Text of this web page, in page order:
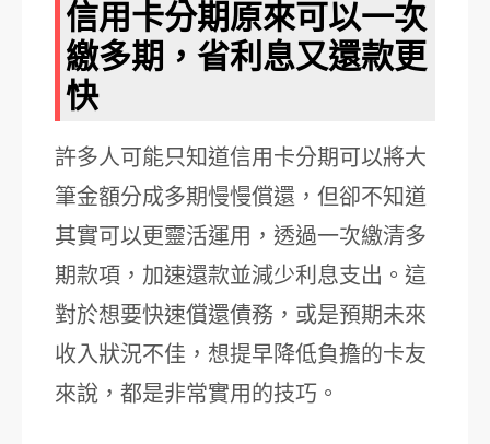
信用卡分期原來可以一次
繳多期，省利息又還款更
快
許多人可能只知道信用卡分期可以將大
筆金額分成多期慢慢償還，但卻不知道
其實可以更靈活運用，透過一次繳清多
期款項，加速還款並減少利息支出。這
對於想要快速償還債務，或是預期未來
收入狀況不佳，想提早降低負擔的卡友
來說，都是非常實用的技巧。